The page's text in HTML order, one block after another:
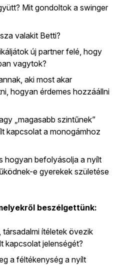
Mit gondoltok a swinger
valakit Betti?
új partner felé, hogy
vagytok?
aki most akar
hogyan érdemes hozzáállni
„magasabb szintűnek”
kapcsolat a monogámhoz
hogyan befolyásolja a nyílt
e gyerekek születése
beszélgettünk:
társadalmi ítéletek övezik
kapcsolat jelenségét?
a féltékenység a nyílt